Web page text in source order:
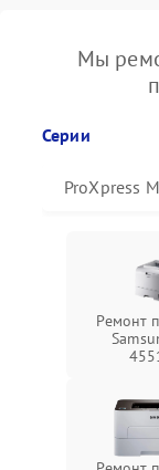
Мы
Серии
ProXpress
Ремонт